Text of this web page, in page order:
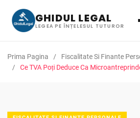
GHIDUL LEGAL
LEGEA PE ÎNȚELESUL TUTUROR
Prima Pagina
Fiscalitate Si Finante
Ce TVA Poți Deduce Ca